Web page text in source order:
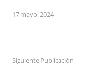
17 mayo, 2024
Siguiente Publicación